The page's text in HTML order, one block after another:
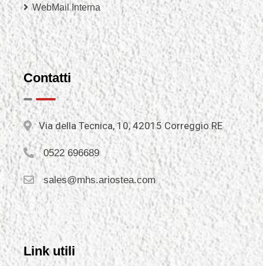
WebMail Interna
Contatti
Via della Tecnica, 10, 42015 Correggio RE
0522 696689
sales@mhs.ariostea.com
Link utili